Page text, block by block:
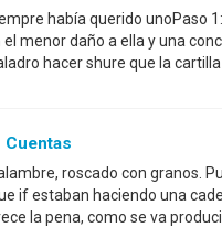
había querido unoPaso
menor daño a ella y una
hacer shure que la
Cuentas
roscado con granos.
if estaban haciendo una
la pena, como se va